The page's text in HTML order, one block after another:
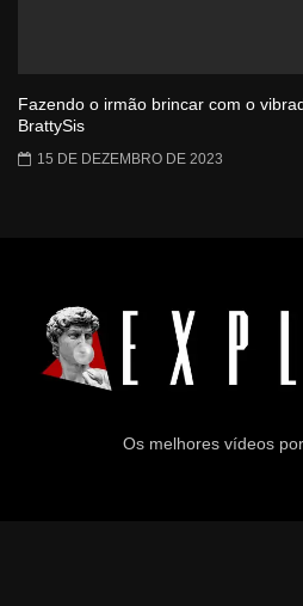
Fazendo o irmão brincar com o
BrattySis
15 DE DEZEMBRO DE 2023
Os melhores vídeos